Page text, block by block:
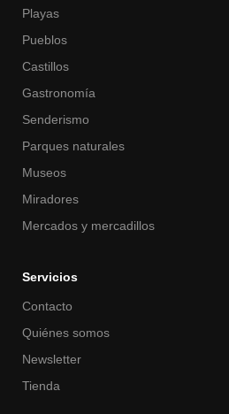
Playas
Pueblos
Castillos
Gastronomía
Senderismo
Parques naturales
Museos
Miradores
Mercados y mercadillos
Servicios
Contacto
Quiénes somos
Newsletter
Tienda